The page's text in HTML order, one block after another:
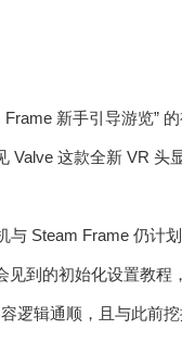
新手引导游览”
Valve 这款全新 VR 头
与 Steam Frame 仍计
见到的初始化设置教
逻辑通顺，且与此前